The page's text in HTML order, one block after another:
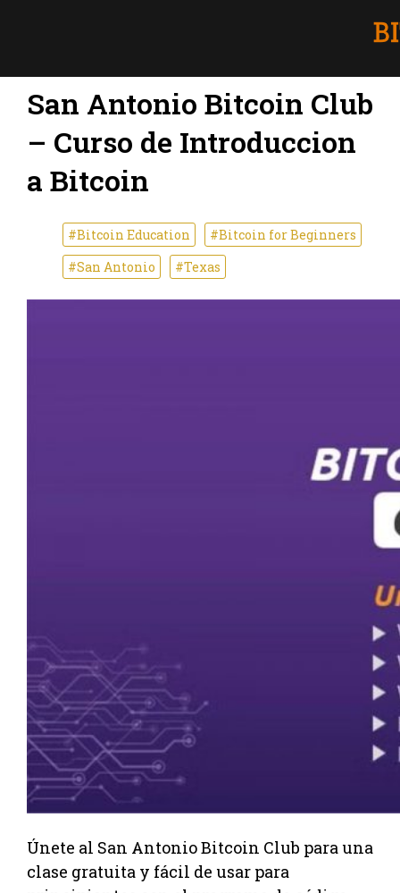
San Antonio Bitcoin Club
– Curso de Introduccion
a Bitcoin
#Bitcoin Education
#Bitcoin for Beginners
#San Antonio
#Texas
Únete al San Antonio Bitcoin Club para una
clase gratuita y fácil de usar para